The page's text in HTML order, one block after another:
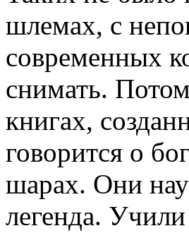
шлемах, с
современных
снимать.
книгах,
говорится о
шарах. Они
легенда.